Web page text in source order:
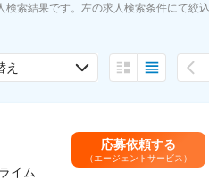
索結果です。左の求人検索条件にて絞
え
イム
応募依頼する
（エージェントサービス）